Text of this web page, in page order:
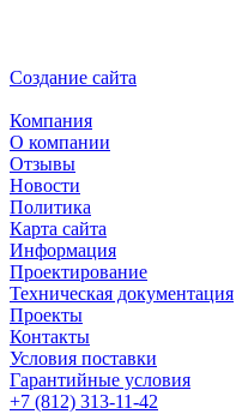
Создание сайта
Компания
О компании
Отзывы
Новости
Политика
Карта сайта
Информация
Проектирование
Техническая документация
Проекты
Контакты
Условия поставки
Гарантийные условия
+7 (812) 313-11-42